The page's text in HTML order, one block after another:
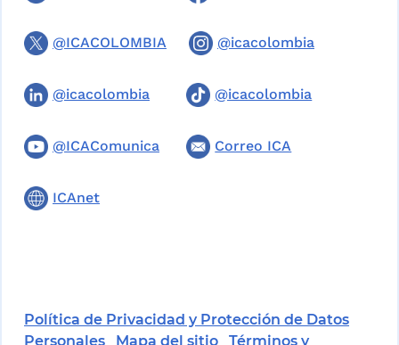
@ICACOLOMBIA @icacolombia
@icacolombia @icacolombia
@ICAComunica Correo ICA
ICAnet
Política de Privacidad y Protección de Datos
Personales
Mapa del sitio Términos y